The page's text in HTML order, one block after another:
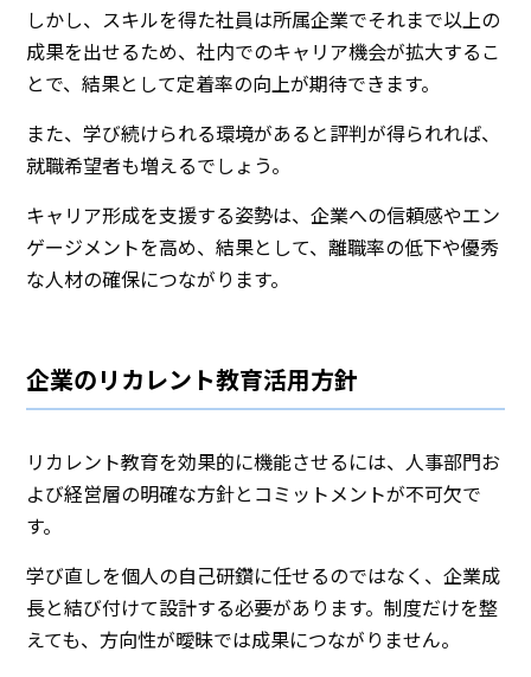
しかし、スキルを得た社員は所属企業でそれまで以上の
成果を出せるため、社内でのキャリア機会が拡大するこ
とで、結果として定着率の向上が期待できます。
また、学び続けられる環境があると評判が得られれば、
就職希望者も増えるでしょう。
キャリア形成を支援する姿勢は、企業への信頼感やエン
ゲージメントを高め、結果として、離職率の低下や優秀
な人材の確保につながります。
企業のリカレント教育活用方針
リカレント教育を効果的に機能させるには、人事部門お
よび経営層の明確な方針とコミットメントが不可欠で
す。
学び直しを個人の自己研鑽に任せるのではなく、企業成
長と結び付けて設計する必要があります。制度だけを整
えても、方向性が曖昧では成果につながりません。